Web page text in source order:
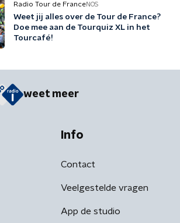
Radio Tour de FranceNOS
Weet jij alles over de Tour de France?
Doe mee aan de Tourquiz XL in het
Tourcafé!
weet meer
Info
Contact
Veelgestelde vragen
App de studio